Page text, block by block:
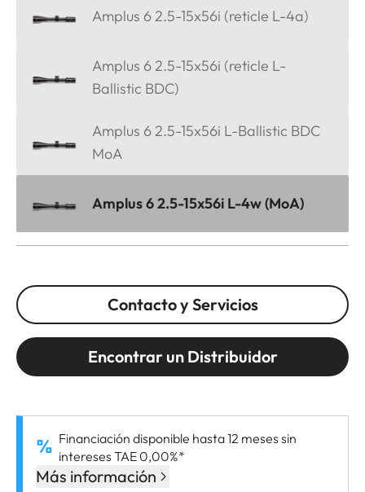
Amplus 6 2.5-15x56i (reticle L-4a)
Amplus 6 2.5-15x56i (reticle L-
Ballistic BDC)
Amplus 6 2.5-15x56i L-Ballistic BDC
MoA
Amplus 6 2.5-15x56i L-4w (MoA)
Contacto y Servicios
Encontrar un Distribuidor
Financiación disponible hasta 12 meses sin
intereses TAE 0,00%*
Más información